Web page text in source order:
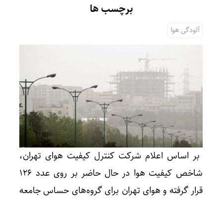
برچسب ها
آلودگی هوا
بر اساس اعلام شرکت کنترل کیفیت هوای تهران،
شاخص کیفیت هوا در حال حاضر بر روی عدد ۱۲۶
قرار گرفته و هوای تهران برای گروه‌های حساس جامعه